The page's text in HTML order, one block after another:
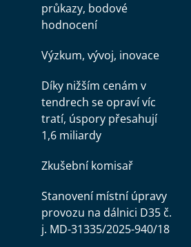
průkazy, bodové
hodnocení
Výzkum, vývoj, inovace
Díky nižším cenám v
tendrech se opraví víc
tratí, úspory přesahují
1,6 miliardy
Zkušební komisař
Stanovení místní úpravy
provozu na dálnici D35 č.
j. MD-31335/2025-940/18